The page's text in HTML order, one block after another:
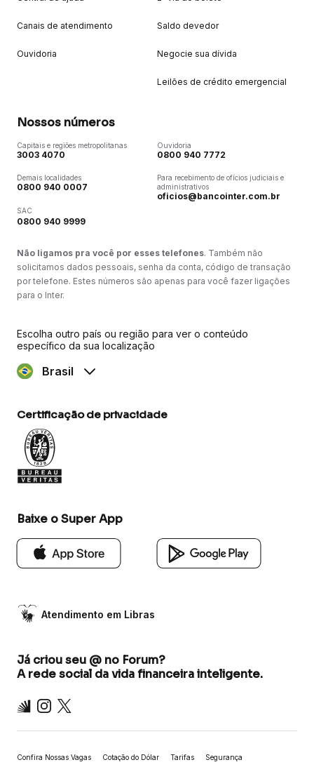
Canais de atendimento
Ouvidoria
Saldo devedor
Negocie sua dívida
Leilões de crédito emergencial
Nossos números
Capitais e regiões metropolitanas
3003 4070
Demais localidades
0800 940 0007
SAC
0800 940 9999
Ouvidoria
0800 940 7772
Para recebimento de ofícios judiciais e
administrativos
oficios@bancointer.com.br
Não ligamos pra você por esses telefones. Também não
solicitamos dados pessoais, senha da conta, código de transação
por telefone. Estes números são apenas para você fazer ligações
para o Inter.
Escolha outro país ou região para ver o conteúdo
específico da sua localização
Brasil
Certificação de privacidade
Baixe o Super App
Atendimento em Libras
Já criou seu @ no Forum?
A rede social da vida financeira inteligente.
Inter Instagram
X
Confira Nossas Vagas Cotação do Dólar Tarifas Segurança